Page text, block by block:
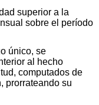
superior a la
sobre el período
único, se
al hecho
computados de
prorrateando su